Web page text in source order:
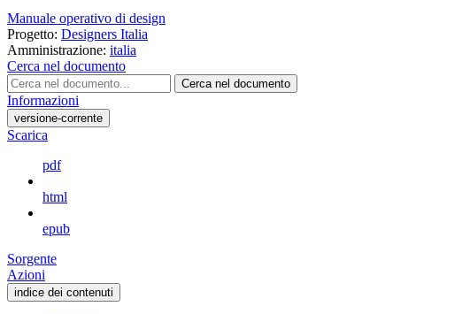
Manuale operativo di design
Progetto: Designers Italia
Amministrazione: italia
Cerca nel documento
Cerca nel documento
Informazioni
versione-corrente
Scarica
pdf
html
epub
Sorgente
Azioni
indice dei contenuti